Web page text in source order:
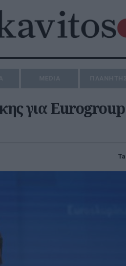
για